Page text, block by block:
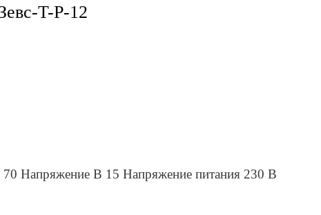
T-Р-12
70 Напряжение В 15 Напряжение питания 230 В